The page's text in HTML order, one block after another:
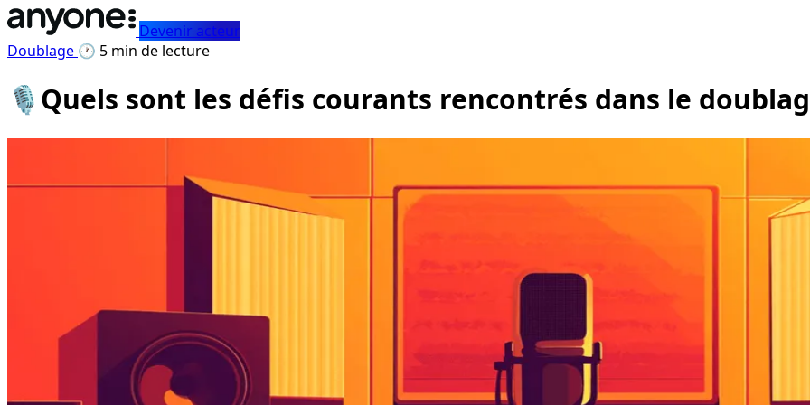
Devenir acteur
Doublage 🕐 5 min de lecture
🎙️Quels sont les défis courants rencontrés dans le